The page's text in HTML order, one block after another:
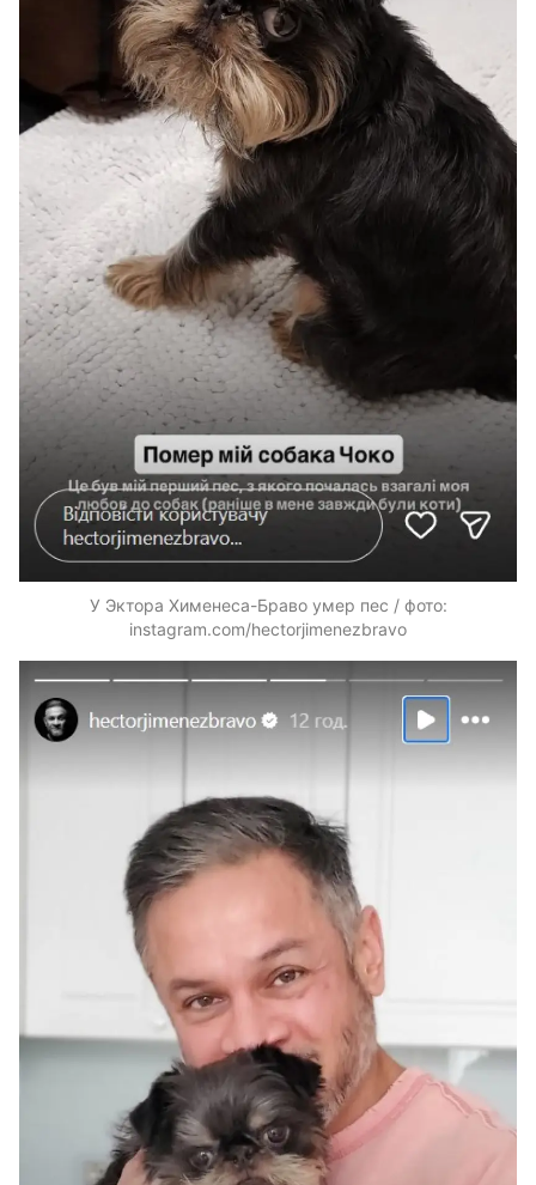
У Эктора Хименеса-Браво умер пес / фото:
instagram.com/hectorjimenezbravo